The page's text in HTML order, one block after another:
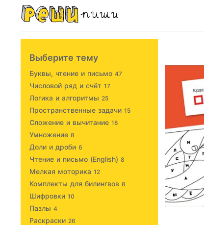
Выберите тему
Буквы, чтение и письмо 47
Числовой ряд и счёт 17
Логика и алгоритмы 25
Пространственные задачи 15
Сложение и вычитание 18
Умножение 8
Доли и дроби 6
Чтение и письмо (English) 8
Мелкая моторика 12
Комплекты для билингвов 8
Шифровки 10
Пазлы 4
Раскраски 26